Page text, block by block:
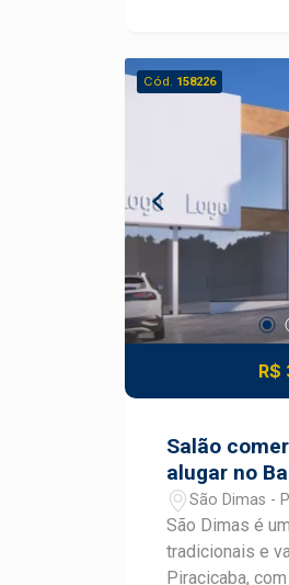
comodidade de
colaboradores Diferenciais Localização
estratégica
comerciais
vias da cidade
clínicas, lojas
serviços
empresas que
visibilidade e
regiões mais
Construa seu
de
imobiliário de
Cód. 158226
R$
Salão
alugar no
Piracicaba
São Dimas -
São Dimas é
tradicionais e
Piracicaba,